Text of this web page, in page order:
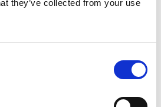
they’ve collected from your use